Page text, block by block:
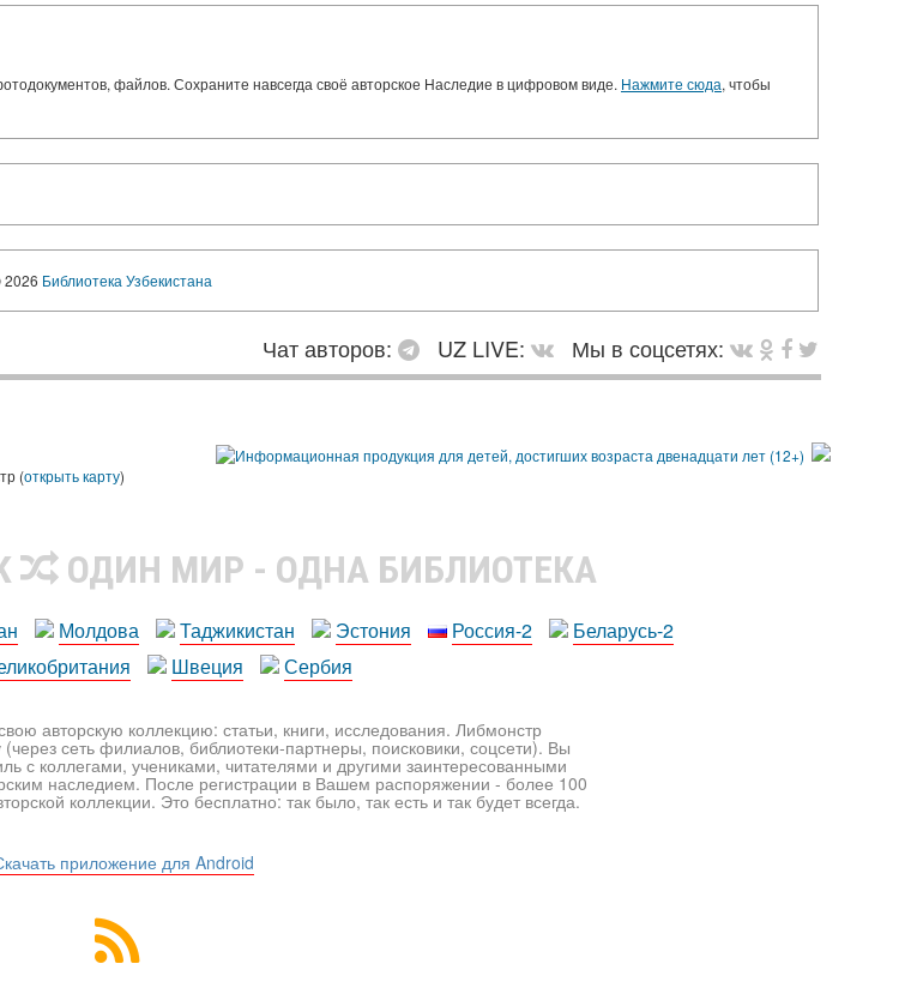
файлов. Сохраните навсегда своё авторское Наследие в цифровом виде. Нажмите сюда, чтобы
Библиотека Узбекистана
Чат авторов: UZ LIVE:
Мы в соцсетях:
(открыть карту)
ОДИН МИР - ОДНА БИБЛИОТЕКА
Молдова Таджикистан Эстония Россия-2
Беларусь-2
Швеция Сербия
авторскую коллекцию: статьи, книги, исследования. Либмонстр
сеть филиалов, библиотеки-партнеры, поисковики, соцсети). Вы
с коллегами, учениками, читателями и другими заинтересованными
наследием. После регистрации в Вашем распоряжении - более 100
коллекции. Это бесплатно: так было, так есть и так будет всегда.
приложение для Android